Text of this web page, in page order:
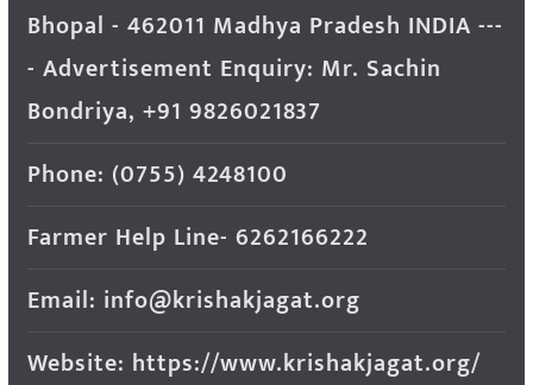
Bhopal - 462011 Madhya Pradesh INDIA ---
- Advertisement Enquiry: Mr. Sachin
Bondriya, +91 9826021837
Phone: (0755) 4248100
Farmer Help Line- 6262166222
Email: info@krishakjagat.org
Website: https://www.krishakjagat.org/